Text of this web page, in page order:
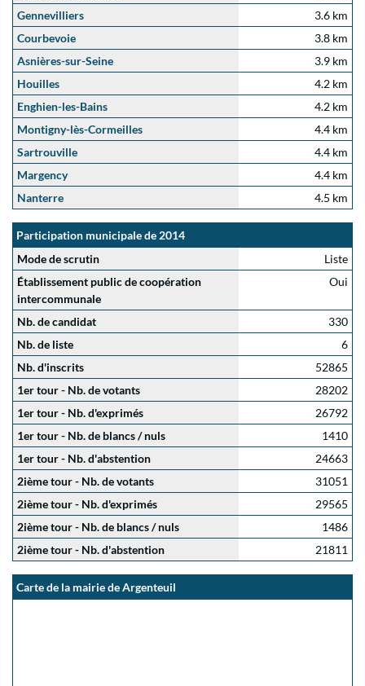
Gennevilliers
3.6 km
Courbevoie
3.8 km
Asnières-sur-Seine
3.9 km
Houilles
4.2 km
Enghien-les-Bains
4.2 km
Montigny-lès-Cormeilles
4.4 km
Sartrouville
4.4 km
Margency
4.4 km
Nanterre
4.5 km
Participation municipale de 2014
Mode de scrutin
Liste
Établissement public de coopération
intercommunale
Oui
Nb. de candidat
330
Nb. de liste
6
Nb. d'inscrits
52865
1er tour - Nb. de votants
28202
1er tour - Nb. d'exprimés
26792
1er tour - Nb. de blancs / nuls
1410
1er tour - Nb. d'abstention
24663
2ième tour - Nb. de votants
31051
2ième tour - Nb. d'exprimés
29565
2ième tour - Nb. de blancs / nuls
1486
2ième tour - Nb. d'abstention
21811
Carte de la mairie de Argenteuil